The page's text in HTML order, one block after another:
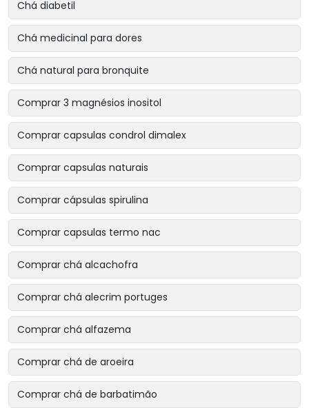
Chá diabetil
Chá medicinal para dores
Chá natural para bronquite
Comprar 3 magnésios inositol
Comprar capsulas condrol dimalex
Comprar capsulas naturais
Comprar cápsulas spirulina
Comprar capsulas termo nac
Comprar chá alcachofra
Comprar chá alecrim portuges
Comprar chá alfazema
Comprar chá de aroeira
Comprar chá de barbatimão